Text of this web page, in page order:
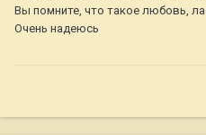
Вы помните, что такое любовь,
Очень надеюсь